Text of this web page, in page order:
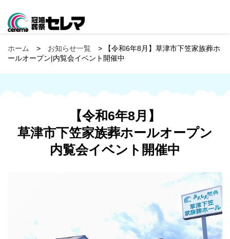
ホーム > お知らせ一覧 > 【令和6年8月】草津市下笠家族葬ホ
ールオープン|内覧会イベント開催中
【令和6年8月】
草津市下笠家族葬ホールオープン
内覧会イベント開催中